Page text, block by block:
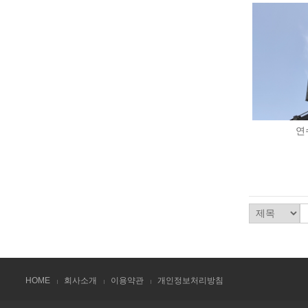
연
HOME 회사소개 이용약관 개인정보처리방침